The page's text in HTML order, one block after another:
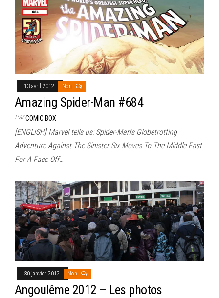
13 avril 2012 Non
Amazing Spider-Man #684
ParCOMIC BOX
[ENGLISH] Marvel tells us: Spider-Man’s Globetrotting
Adventure Against The Sinister Six Moves To The Middle East
For A Face Off…
30 janvier 2012 Non
Angoulême 2012 – Les photos